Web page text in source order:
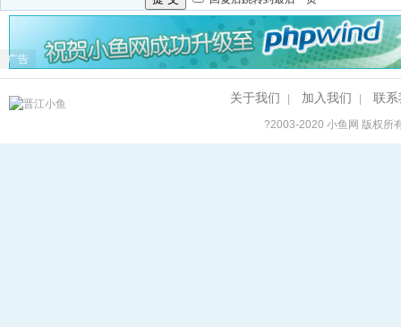
广告
关于我们 加入我们 联系
?2003-2020小鱼网 版权所